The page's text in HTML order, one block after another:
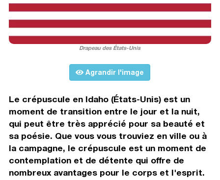
Drapeau des États-Unis
Agrandir l'image
Le crépuscule en Idaho (États-Unis) est un
moment de transition entre le jour et la nuit,
qui peut être très apprécié pour sa beauté et
sa poésie. Que vous vous trouviez en ville ou à
la campagne, le crépuscule est un moment de
contemplation et de détente qui offre de
nombreux avantages pour le corps et l'esprit.